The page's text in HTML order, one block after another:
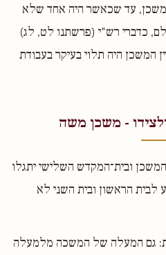
המשכן, עד שכאשר היה אחד שלא
כדברי רש"י (פרשתנו לט, לג)
המשכן היה תלוי בעיקר בעבודת
- משכן משה
ובית־המקדש השלישי יתגלו
לבית הראשון ובית השני לא
גם המעלה של המשכה מלמעלה